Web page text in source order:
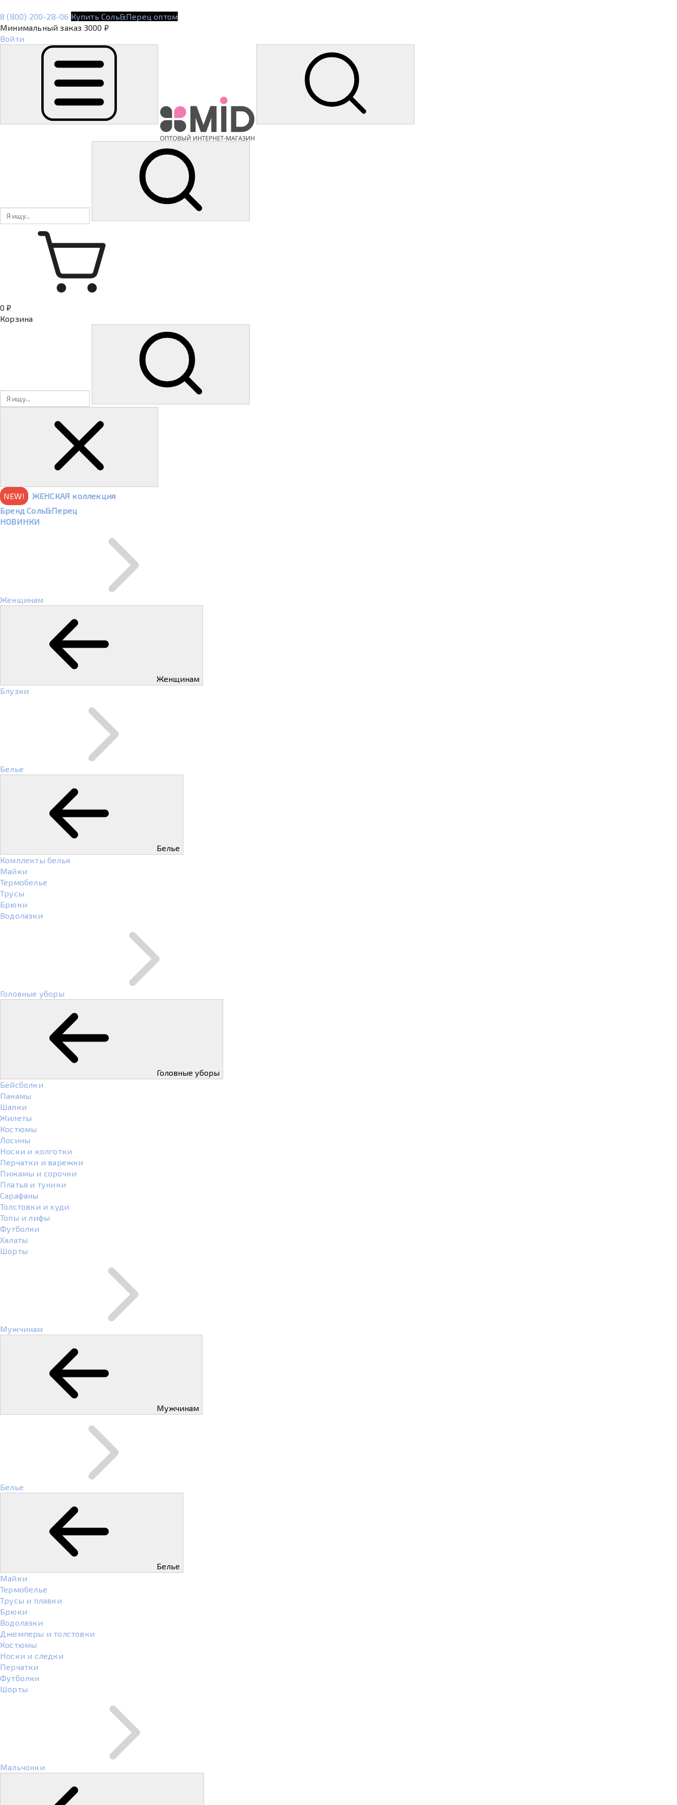
8 (800) 200-28-06 Купить Соль&Перец оптом
Минимальный заказ 3000 ₽
Войти
0 ₽
Корзина
NEW!
ЖЕНСКАЯ коллекция
Бренд Соль&Перец
НОВИНКИ
Женщинам
Женщинам
Блузки
Белье
Белье
Комплекты белья
Майки
Термобелье
Трусы
Брюки
Водолазки
Головные уборы
Головные уборы
Бейсболки
Панамы
Шапки
Жилеты
Костюмы
Лосины
Носки и колготки
Перчатки и варежки
Пижамы и сорочки
Платья и туники
Сарафаны
Толстовки и худи
Топы и лифы
Футболки
Халаты
Шорты
Мужчинам
Мужчинам
Белье
Белье
Майки
Термобелье
Трусы и плавки
Брюки
Водолазки
Джемперы и толстовки
Костюмы
Носки и следки
Перчатки
Футболки
Шорты
Мальчонки